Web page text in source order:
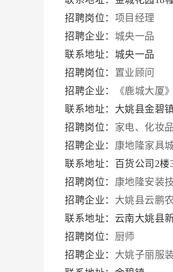
招聘岗位： 项目经理
招聘企业： 城央一品
联系地址：城央一品
招聘岗位： 置业顾问
招聘企业：
《鹿城大厦
联系地址：大姚县金碧
招聘岗位： 家电、化妆
招聘企业： 康地隆家具
联系地址：百货公司2楼
招聘岗位： 康地隆安装
招聘企业： 大姚县云鹏
联系地址：云南大姚县
招聘岗位： 厨师
招聘企业： 大姚子丽服